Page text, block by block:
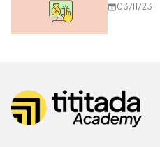
03/11/23